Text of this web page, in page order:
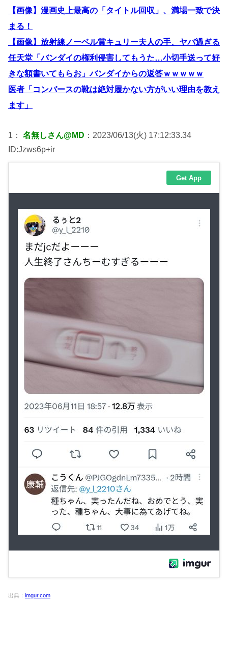
【画像】漫画史上最高の「タイトル回収」、満場一致で決
まる！
【画像】放射線ノーベル賞キュリー夫人の手、ヤバ過ぎる
任天堂「バンダイの権利侵害してもうた…小切手送って好
きな額書いてもらお」バンダイからの返答ｗｗｗｗｗ
医者「コンバースの靴は絶対履かない方がいい理由を教え
ます」
1： 名無しさん@MD ：2023/06/13(火) 17:12:33.34
ID:Jzws6p+ir
出典： imgur.com